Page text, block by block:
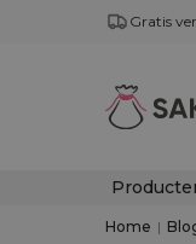
Gratis
Home |